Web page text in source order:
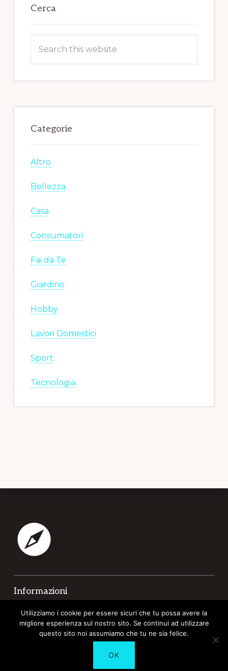
Sidebar
Cerca
this
Categorie
Altro
Bellezza
Casa
Consumatori
Fai da Te
Giardino
Hobby
Lavori Domestici
Sport
Tecnologia
Informazioni
Cookie Policy
Utilizziamo i cookie per essere sicuri che tu possa avere la
migliore esperienza sul nostro sito. Se continui ad utilizzare
questo sito noi assumiamo che tu ne sia felice.
OK